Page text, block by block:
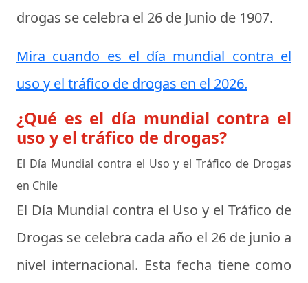
drogas se celebra el 26 de Junio de 1907.
Mira cuando es el día mundial contra el
uso y el tráfico de drogas en el 2026.
¿Qué es el día mundial contra el
uso y el tráfico de drogas?
El Día Mundial contra el Uso y el Tráfico de Drogas
en Chile
El Día Mundial contra el Uso y el Tráfico de
Drogas se celebra cada año el 26 de junio a
nivel internacional. Esta fecha tiene como